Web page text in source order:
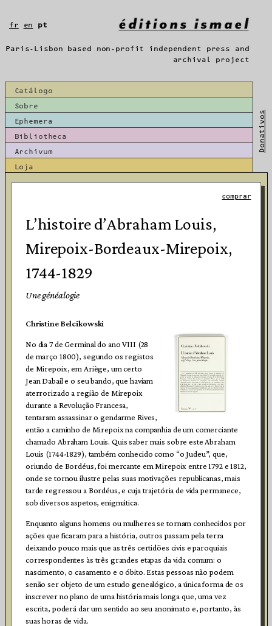
para
conteúdo
Paris-Lisbon based non-profit independent press and
archival project
Catálogo
Sobre
Ephemera
Bibliotheca
Archivum
Loja
Donativos
fr en pt
comprar
L’histoire d’Abraham Louis,
Mirepoix-Bordeaux-Mirepoix,
1744-1829
Une généalogie
Christine Belcikowski
No dia 7 de Germinal do ano VIII (28
de março 1800), segundo os registos
de Mirepoix, em Ariège, um certo
Jean Dabail e o seu bando, que haviam
aterrorizado a região de Mirepoix
durante a Revolução Francesa,
tentaram assassinar o gendarme Rives,
então a caminho de Mirepoix na companhia de um comerciante
chamado Abraham Louis. Quis saber mais sobre este Abraham
Louis (1744-1829), também conhecido como “o Judeu”, que,
oriundo de Bordéus, foi mercante em Mirepoix entre 1792 e 1812,
onde se tornou ilustre pelas suas motivações republicanas, mais
tarde regressou a Bordéus, e cuja trajetória de vida permanece,
sob diversos aspetos, enigmática.
Enquanto alguns homens ou mulheres se tornam conhecidos por
ações que ficaram para a história, outros passam pela terra
deixando pouco mais que as três certidões civis e paroquiais
correspondentes às três grandes etapas da vida comum: o
nascimento, o casamento e o óbito. Estas pessoas não podem
senão ser objeto de um estudo genealógico, a única forma de os
inscrever no plano de uma história mais longa que, uma vez
escrita, poderá dar um sentido ao seu anonimato e, portanto, às
suas horas de vida.